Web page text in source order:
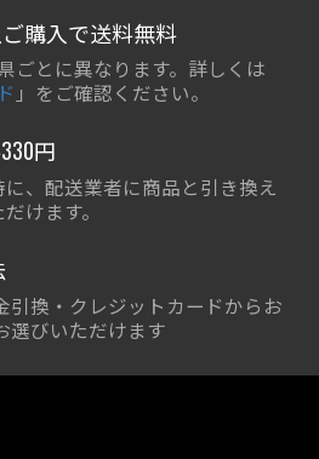
購入で送料無料
ごとに異なります。詳しくは
」をご確認ください。
円
、配送業者に商品と引き換え
けます。
引換・クレジットカードからお
選びいただけます